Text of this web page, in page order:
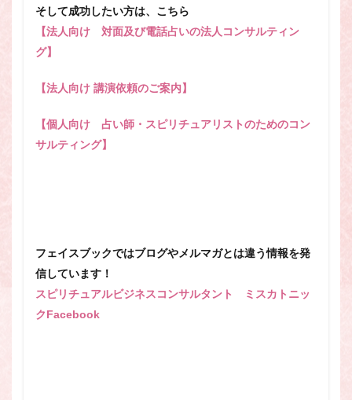
そして成功したい方は、こちら
【法人向け 対面及び電話占いの法人コンサルティン
グ】
【法人向け 講演依頼のご案内】
【個人向け 占い師・スピリチュアリストのためのコン
サルティング】
フェイスブックではブログやメルマガとは違う情報を発
信しています！
スピリチュアルビジネスコンサルタント ミスカトニッ
クFacebook